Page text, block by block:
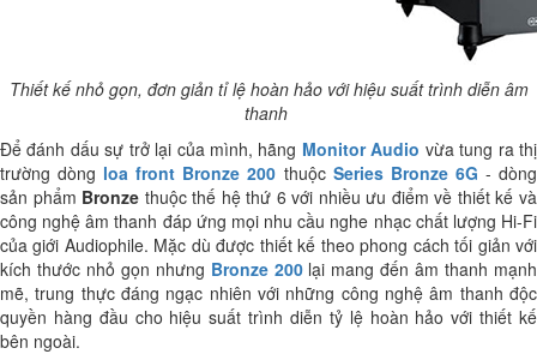
Thiết kế nhỏ gọn, đơn giản tỉ lệ hoàn hảo với hiệu suất trình diễn âm
thanh
Để đánh dấu sự trở lại của mình, hãng Monitor Audio vừa tung ra thị
trường dòng loa front Bronze 200 thuộc Series Bronze 6G - dòng
sản phẩm Bronze thuộc thế hệ thứ 6 với nhiều ưu điểm về thiết kế và
công nghệ âm thanh đáp ứng mọi nhu cầu nghe nhạc chất lượng Hi-Fi
của giới Audiophile. Mặc dù được thiết kế theo phong cách tối giản với
kích thước nhỏ gọn nhưng Bronze 200lại mang đến âm thanh mạnh
mẽ, trung thực đáng ngạc nhiên với những công nghệ âm thanh độc
quyền hàng đầu cho hiệu suất trình diễn tỷ lệ hoàn hảo với thiết kế
bên ngoài.